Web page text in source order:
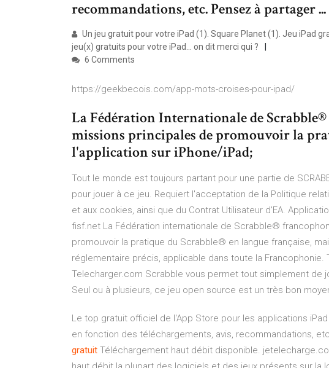
recommandations, etc. Pensez à partager ...
Un jeu gratuit pour votre iPad (1). Square Planet (1). Jeu iPad
jeu(x) gratuits pour votre iPad... on dit merci qui ?
6 Comments
https://geekbecois.com/app-mots-croises-pour-ipad/
La Fédération Internationale de
missions principales de promouvoir la
l'application sur iPhone/iPad;
Tout le monde est toujours partant pour une partie de
pour jouer à ce jeu. Requiert l'acceptation de la Politique
et aux cookies, ainsi que du Contrat Utilisateur d'EA.
fisf.net La Fédération internationale de Scrabble®
promouvoir la pratique du Scrabble® en langue française,
réglementaire précis, applicable dans toute la Francophonie.
Telecharger.com Scrabble vous permet tout simplement de
Seul ou à plusieurs, ce jeu open source est un très bon
Le top gratuit officiel de l'App Store pour les applications
en fonction des téléchargements, avis, recommandations,
gratuit Téléchargement haut débit disponible.